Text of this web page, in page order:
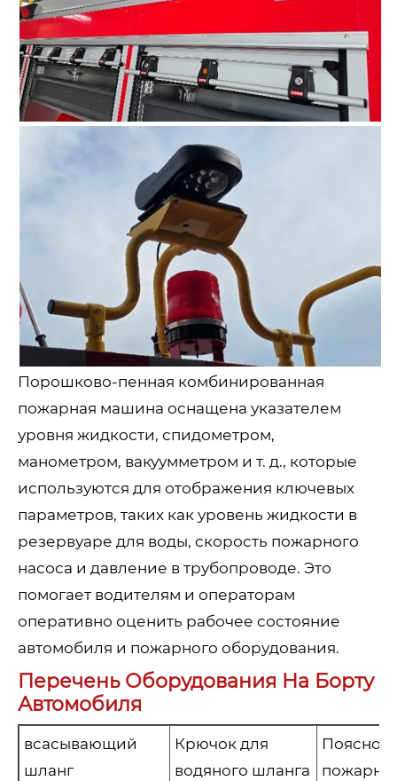
Порошково-пенная комбинированная
пожарная машина оснащена указателем
уровня жидкости, спидометром,
манометром, вакуумметром и т. д., которые
используются для отображения ключевых
параметров, таких как уровень жидкости в
резервуаре для воды, скорость пожарного
насоса и давление в трубопроводе. Это
помогает водителям и операторам
оперативно оценить рабочее состояние
автомобиля и пожарного оборудования.
Перечень Оборудования На Борту
Автомобиля
всасывающий
шланг
Крючок для
водяного шланга
Поясной